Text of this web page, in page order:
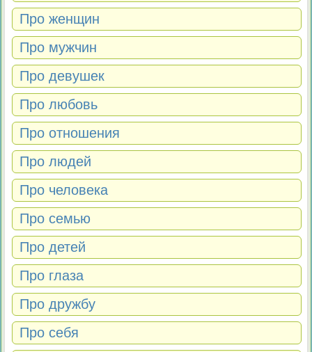
Про женщин
Про мужчин
Про девушек
Про любовь
Про отношения
Про людей
Про человека
Про семью
Про детей
Про глаза
Про дружбу
Про себя